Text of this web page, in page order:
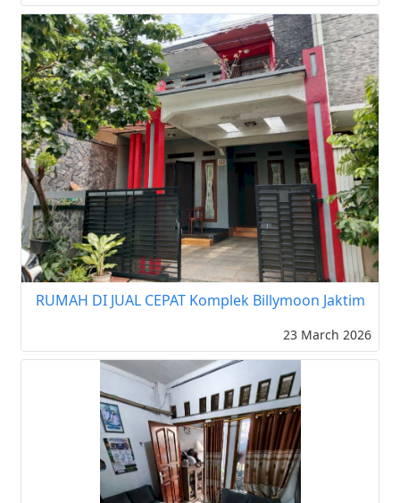
RUMAH DI JUAL CEPAT Komplek Billymoon Jaktim
23 March 2026